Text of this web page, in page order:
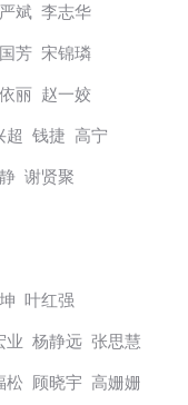
斌 李志华
芳 宋锦璘
丽 赵一姣
超 钱捷 高宁
谢贤聚
叶红强
杨静远 张思慧
顾晓宇 高姗姗